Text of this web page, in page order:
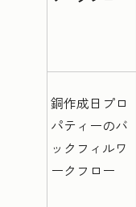
銅作成日プロ
パティーのバ
ックフィルワ
ークフロー